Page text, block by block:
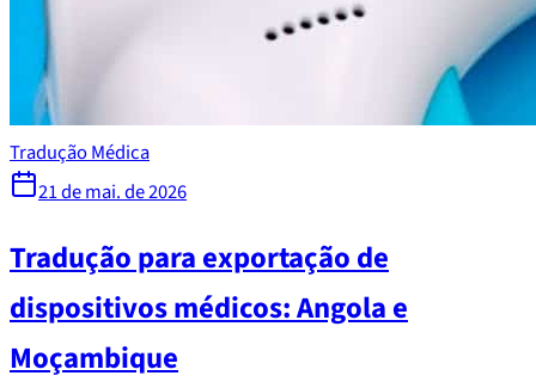
Tradução Médica
21 de mai. de 2026
Tradução para exportação de
dispositivos médicos: Angola e
Moçambique